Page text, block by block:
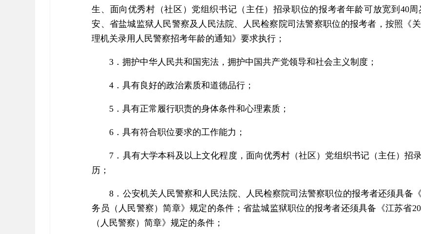
生、面向优秀村（社区）党组织书记（主任）招录职位的报考者年龄可放宽到40
安、省盐城监狱人民警察及人民法院、人民检察院司法警察职位的报考者，按照《
理机关录用人民警察招考年龄的通知》要求执行；
3．拥护中华人民共和国宪法，拥护中国共产党领导和社会主义制度；
4．具有良好的政治素质和道德品行；
5．具有正常履行职责的身体条件和心理素质；
6．具有符合职位要求的工作能力；
7．具有大学本科及以上文化程度，面向优秀村（社区）党组织书记（主任）招
历；
8．公安机关人民警察和人民法院、人民检察院司法警察职位的报考者还须具备
务员（人民警察）简章》规定的条件；省盐城监狱职位的报考者还须具备《江苏省
（人民警察）简章》规定的条件；